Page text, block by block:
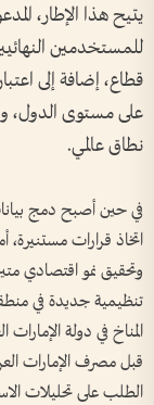
يتيح هذا الإطار،
للمستخدمين
قطاع، إضافة إلى
على مستوى الدول،
نطاق عالمي.
في حين أصبح دمج
اتخاذ قرارات مستنيرة،
وتحقيق نمو اقتصادي
تنظيمية جديدة في
المناخ في دولة الإمارات
قبل مصرف الإمارات
الطلب على تحليلات